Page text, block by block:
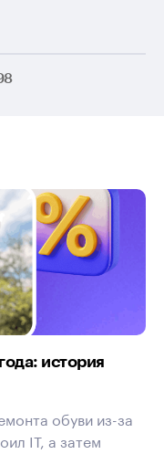
история
обуви из-за
IT, а затем